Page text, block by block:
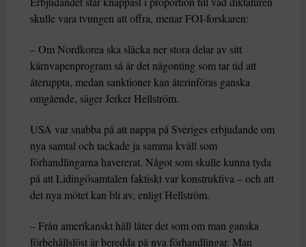
skulle vara tvungen att offra, menar FOI-forskaren:
– Om Nordkorea ska släcka ner stora delar av sitt
kärnvapenprogram så är det någonting som tar tid att
återuppta, medan sanktioner kan återinföras ganska
omgående, säger Jerker Hellström.
USA var snabba på att nappa på Sveriges erbjudande om
nya samtal och tackade ja samma kväll som
förhandlingarna havererat. Något som skulle kunna tyda
på att Lidingösamtalen faktiskt var konstruktiva – och att
det nya mötet kan bli av, enligt Hellström.
– Från amerikanskt håll låter det som om man ganska
förbehållslöst är beredda på nya förhandlingar. Man